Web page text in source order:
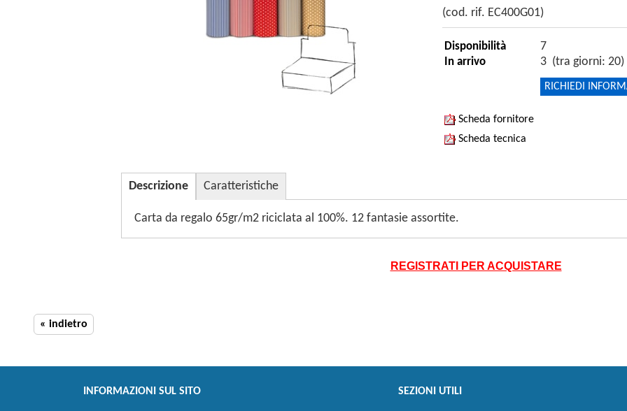
(cod. rif. EC400G01)
Disponibilità 7
In arrivo 3 (tra giorni: 20)
RICHIEDI
Scheda fornitore
Scheda tecnica
Descrizione Caratteristiche
Carta da regalo 65gr/m2 riciclata al 100%. 12 fantasie assortite.
REGISTRATI PER ACQUISTARE
« indietro
INFORMAZIONI SUL SITO SEZIONI UTILI